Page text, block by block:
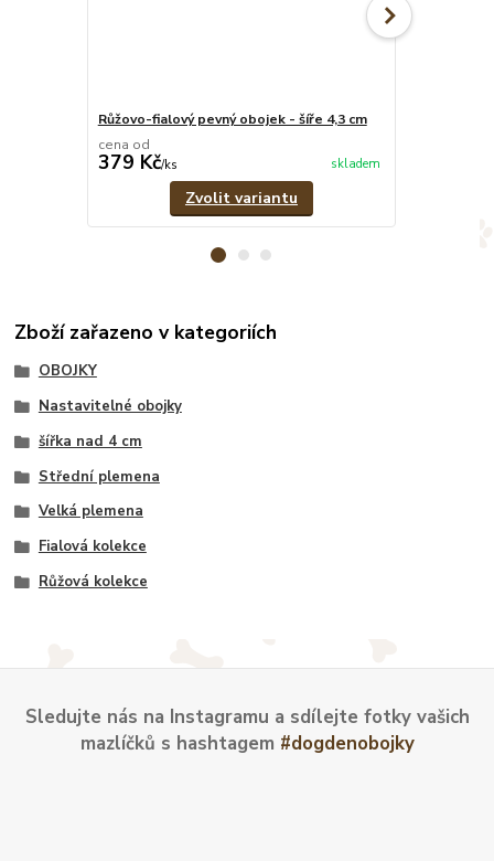
Růžovo-fialový pevný obojek - šíře 4,3 cm
cena od
379 Kč/ks skladem
Zvolit variantu
Zboží zařazeno v kategoriích
OBOJKY
Nastavitelné obojky
šířka nad 4 cm
Střední plemena
Velká plemena
Fialová kolekce
Růžová kolekce
Sledujte nás na Instagramu a sdílejte fotky vašich
mazlíčků s hashtagem #dogdenobojky